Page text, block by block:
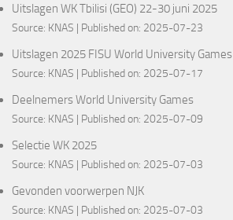
Uitslagen WK Tbilisi (GEO) 22-30 juni 2025
Source: KNAS Published on: 2025-07-23
Uitslagen 2025 FISU World University Games
Source: KNAS Published on: 2025-07-17
Deelnemers World University Games
Source: KNAS Published on: 2025-07-09
Selectie WK 2025
Source: KNAS Published on: 2025-07-03
Gevonden voorwerpen NJK
Source: KNAS Published on: 2025-07-03